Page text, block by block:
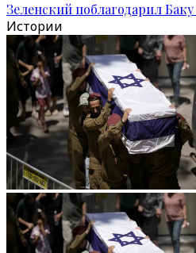
Зеленский поблагодарил
Истории